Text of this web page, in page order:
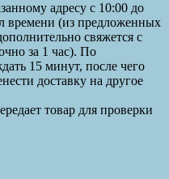
адресу с 10:00 до
времени (из предложенных
свяжется с
за 1 час). По
15 минут, после чего
доставку на другое
товар для проверки